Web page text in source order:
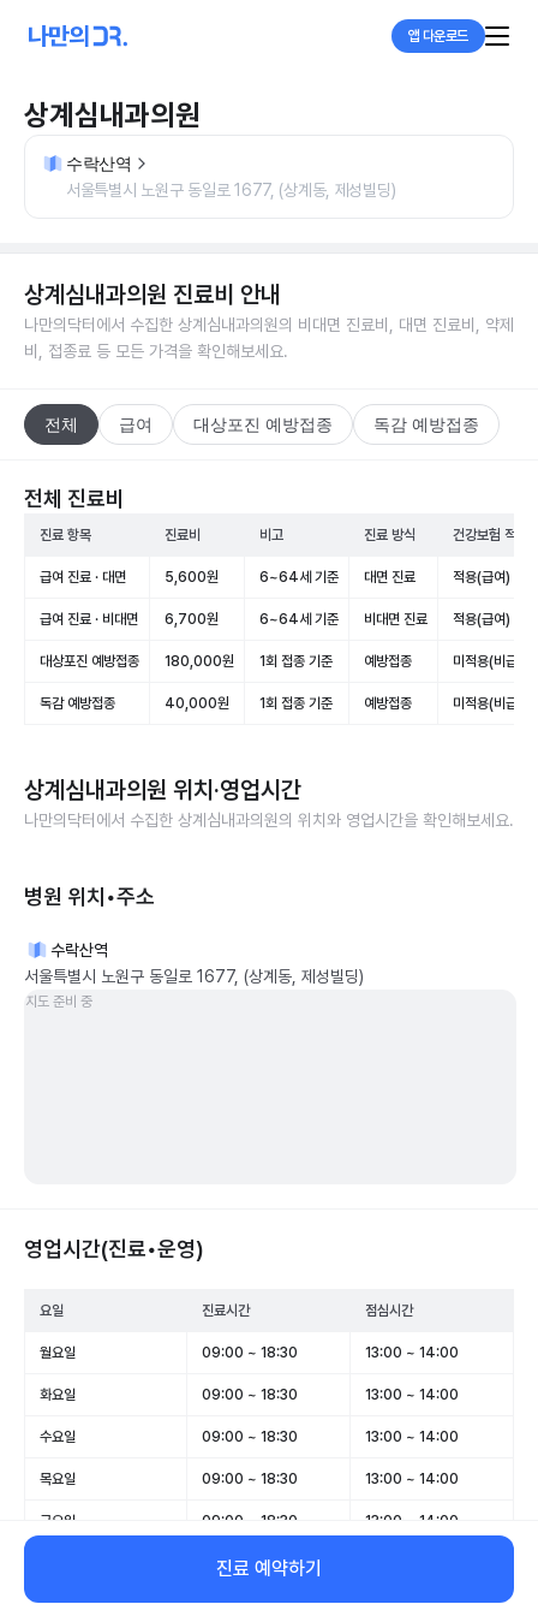
앱 다운로드
상계심내과의원
수락산역
서울특별시 노원구 동일로 1677, (상계동, 제성빌딩)
상계심내과의원 진료비 안내
나만의닥터에서 수집한 상계심내과의원의 비대면 진료비, 대면 진료비, 약제
비, 접종료 등 모든 가격을 확인해보세요.
전체 급여 대상포진 예방접종 독감 예방접종
전체 진료비
진료 항목 진료비 비고 진료 방식 건강보험 적용
급여 진료 · 대면 5,600원 6~64세 기준 대면 진료 적용(급여)
급여 진료 · 비대면 6,700원 6~64세 기준 비대면 진료 적용(급여)
대상포진 예방접종 180,000원 1회 접종 기준 예방접종 미적용(비급여)
독감 예방접종 40,000원 1회 접종 기준 예방접종 미적용(비급여)
상계심내과의원 위치·영업시간
나만의닥터에서 수집한 상계심내과의원의 위치와 영업시간을 확인해보세요.
병원 위치•주소
수락산역
서울특별시 노원구 동일로 1677, (상계동, 제성빌딩)
지도 준비 중
영업시간(진료•운영)
요일 진료시간 점심시간
월요일 09:00 ~ 18:30 13:00 ~ 14:00
화요일 09:00 ~ 18:30 13:00 ~ 14:00
수요일 09:00 ~ 18:30 13:00 ~ 14:00
목요일 09:00 ~ 18:30 13:00 ~ 14:00
금요일 09:00 ~ 18:30 13:00 ~ 14:00
09:00 ~ 13:00
일요일 휴무 -
진료 예약하기